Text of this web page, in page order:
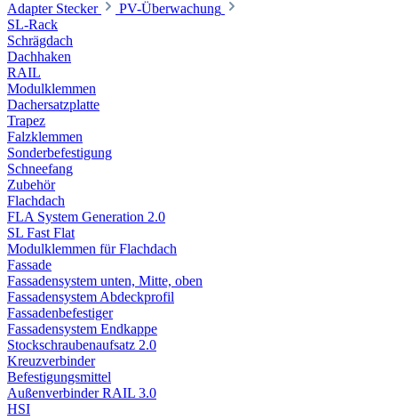
Adapter Stecker
PV-Überwachung
SL-Rack
Schrägdach
Dachhaken
RAIL
Modulklemmen
Dachersatzplatte
Trapez
Falzklemmen
Sonderbefestigung
Schneefang
Zubehör
Flachdach
FLA System Generation 2.0
SL Fast Flat
Modulklemmen für Flachdach
Fassade
Fassadensystem unten, Mitte, oben
Fassadensystem Abdeckprofil
Fassadenbefestiger
Fassadensystem Endkappe
Stockschrauben­aufsatz 2.0
Kreuzverbinder
Befestigungsmittel
Außenverbinder RAIL 3.0
HSI